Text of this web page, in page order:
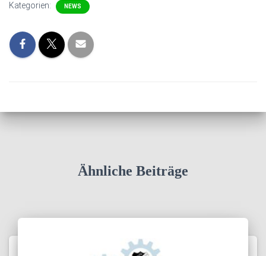
Kategorien: NEWS
Ähnliche Beiträge